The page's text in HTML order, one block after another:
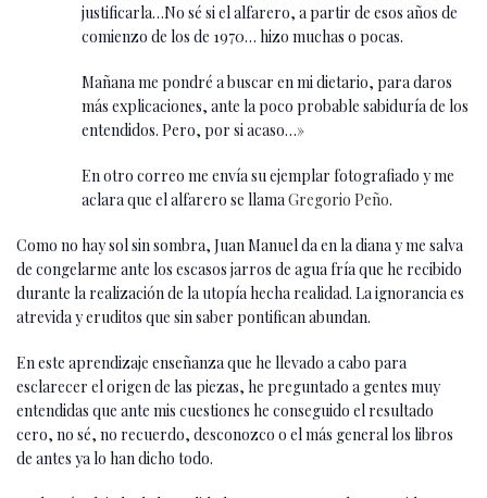
justificarla…No sé si el alfarero, a partir de esos años de
comienzo de los de 1970… hizo muchas o pocas.
Mañana me pondré a buscar en mi dietario, para daros
más explicaciones, ante la poco probable sabiduría de los
entendidos. Pero, por si acaso…»
En otro correo me envía su ejemplar fotografiado y me
aclara que el alfarero se llama Gregorio Peño.
Como no hay sol sin sombra, Juan Manuel da en la diana y me salva
de congelarme ante los escasos jarros de agua fría que he recibido
durante la realización de la utopía hecha realidad. La ignorancia es
atrevida y eruditos que sin saber pontifican abundan.
En este aprendizaje enseñanza que he llevado a cabo para
esclarecer el origen de las piezas, he preguntado a gentes muy
entendidas que ante mis cuestiones he conseguido el resultado
cero, no sé, no recuerdo, desconozco o el más general los libros
de antes ya lo han dicho todo.